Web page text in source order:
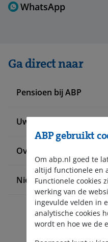
WhatsApp
Ga direct naar
Pensioen bij ABP
Uw situatie verandert
Over ABP
Nieuws en pers
ABP gebruikt
Om abp.nl goed te
altijd functionele en
Functionele cookies
werking van de
ingevulde velden in
analytische cookies
wordt en hoe we de